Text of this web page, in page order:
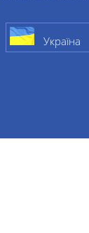
Україна